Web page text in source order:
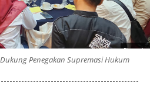
Photo by
:
Penegakan Supremasi Hukum